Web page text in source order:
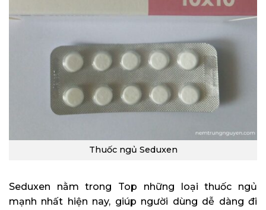
Thuốc ngủ Seduxen
Seduxen nằm trong Top những loại thuốc ngủ
mạnh nhất hiện nay, giúp người dùng dễ dàng đi